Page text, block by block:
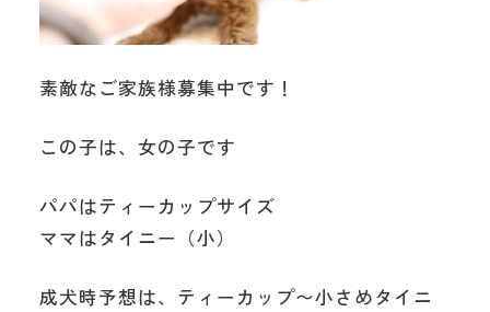
素敵なご家族様募集中です！
この子は、女の子です
パパはティーカップサイズ
ママはタイニー（小）
成犬時予想は、ティーカップ〜小さめタイニ